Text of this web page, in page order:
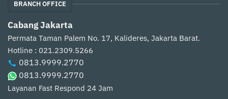
BRANCH OFFICE
Cabang Jakarta
Permata Taman Palem No. 17, Kalideres, Jakarta Barat.
Hotline : 021.2309.5266
0813.9999.2770
0813.9999.2770
Layanan Fast Respond 24 Jam